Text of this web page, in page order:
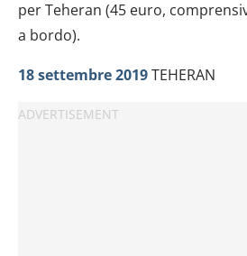
per Teheran (45 euro,
a bordo).
18 settembre 2019TEHERAN